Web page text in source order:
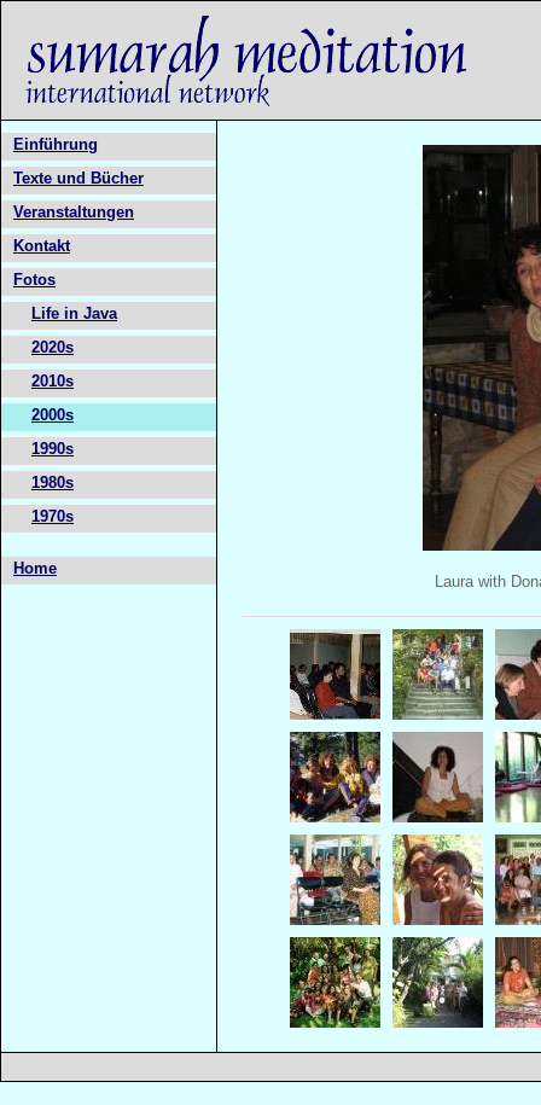
Einführung
Texte und Bücher
Veranstaltungen
Kontakt
Fotos
Life in Java
2020s
2010s
2000s
1990s
1980s
1970s
Home
Laura with